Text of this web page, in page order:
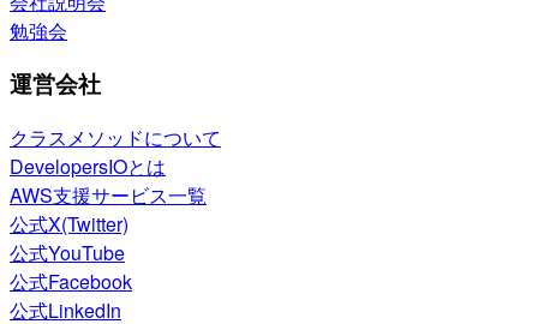
勉強会
運営会社
クラスメソッドについて
DevelopersIOとは
AWS支援サービス一覧
公式X(Twitter)
公式YouTube
公式Facebook
公式LinkedIn